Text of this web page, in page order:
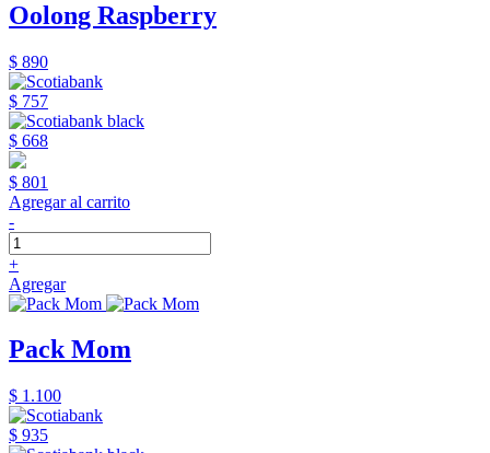
Oolong Raspberry
$ 890
$ 757
$ 668
$ 801
Agregar al carrito
-
+
Agregar
Pack Mom
$ 1.100
$ 935